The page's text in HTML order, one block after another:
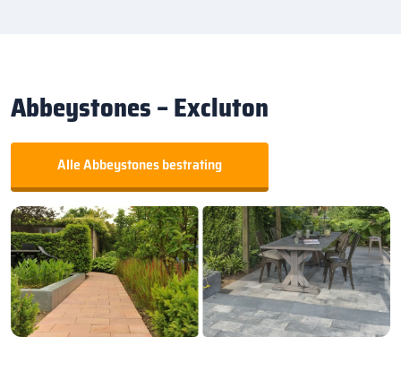
Abbeystones – Excluton
Alle Abbeystones bestrating